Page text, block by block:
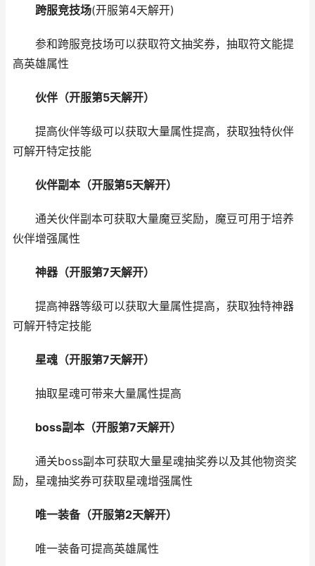
跨服竞技场(开服第4天解开)
参和跨服竞技场可以获取符文抽奖券，抽取符文能提
高英雄属性
伙伴（开服第5天解开）
提高伙伴等级可以获取大量属性提高，获取独特伙伴
可解开特定技能
伙伴副本（开服第5天解开）
通关伙伴副本可获取大量魔豆奖励，魔豆可用于培养
伙伴增强属性
神器（开服第7天解开）
提高神器等级可以获取大量属性提高，获取独特神器
可解开特定技能
星魂（开服第7天解开）
抽取星魂可带来大量属性提高
boss副本（开服第7天解开）
通关boss副本可获取大量星魂抽奖券以及其他物资奖
励，星魂抽奖券可获取星魂增强属性
唯一装备（开服第2天解开）
唯一装备可提高英雄属性